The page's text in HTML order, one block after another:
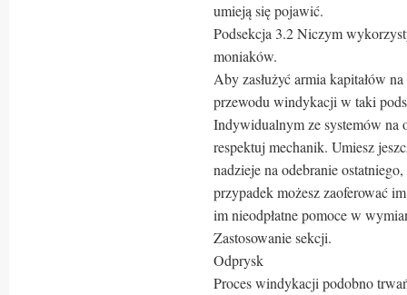
umieją się pojawić.
Podsekcja 3.2 Niczym
moniaków.
Aby zasłużyć armia kapitałów
przewodu windykacji w taki
Indywidualnym ze systemów na
respektuj mechanik. Umiesz
nadzieje na odebranie
przypadek możesz zaoferować
im nieodpłatne pomoce w
Zastosowanie sekcji.
Odprysk
Proces windykacji podobno